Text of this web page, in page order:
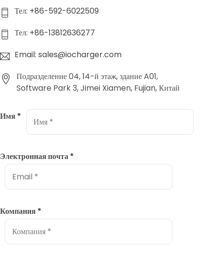
Тел: +86-592-6022509
Тел: +86-13812636277
Email: sales@iocharger.com
Подразделение 04, 14-й этаж, здание A01,
Software Park 3, Jimei Xiamen, Fujian, Китай
Имя *
Электронная почта*
Компания *